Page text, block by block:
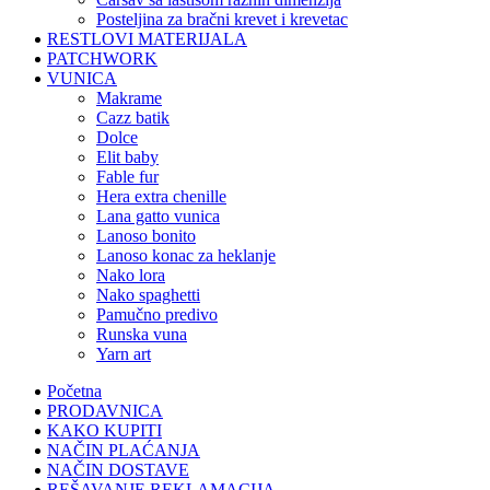
posteljina za bračni krevet i krevetac
RESTLOVI MATERIJALA
PATCHWORK
VUNICA
makrame
cazz batik
dolce
elit baby
fable fur
hera extra chenille
lana gatto vunica
lanoso bonito
lanoso konac za heklanje
nako lora
nako spaghetti
pamučno predivo
runska vuna
yarn art
Početna
PRODAVNICA
KAKO KUPITI
NAČIN PLAĆANJA
NAČIN DOSTAVE